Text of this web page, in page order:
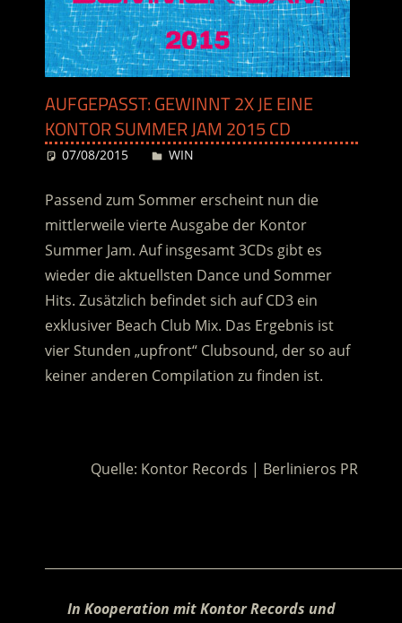
AUFGEPASST: GEWINNT 2X JE EINE
KONTOR SUMMER JAM 2015 CD
07/08/2015 Desiree
WIN
Passend zum Sommer erscheint nun die
mittlerweile vierte Ausgabe der Kontor
Summer Jam. Auf insgesamt 3CDs gibt es
wieder die aktuellsten Dance und Sommer
Hits. Zusätzlich befindet sich auf CD3 ein
exklusiver Beach Club Mix. Das Ergebnis ist
vier Stunden „upfront“ Clubsound, der so auf
keiner anderen Compilation zu finden ist.
Quelle: Kontor Records | Berlinieros PR
In Kooperation mit Kontor Records und